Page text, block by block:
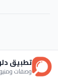
تطبيق
وصفات